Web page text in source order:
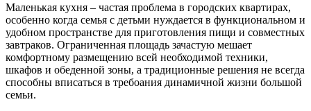
Маленькая кухня – частая проблема в городских квартирах,
особенно когда семья с детьми нуждается в функциональном и
удобном пространстве для приготовления пищи и совместных
завтраков. Ограниченная площадь зачастую мешает
комфортному размещению всей необходимой техники,
шкафов и обеденной зоны, а традиционные решения не всегда
способны вписаться в требоания динамичной жизни большой
семьи.